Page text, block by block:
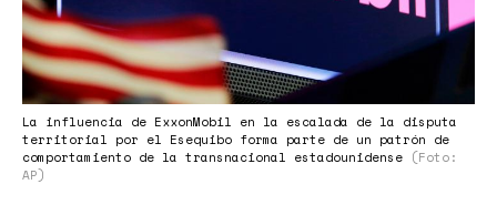
La influencia de ExxonMobil en la escalada de la disputa
territorial por el Esequibo forma parte de un patrón de
comportamiento de la transnacional estadounidense (Foto:
AP)